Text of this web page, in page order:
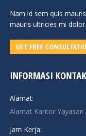
Nam id sem quis
mauris ultricies mi
GET FREE
INFORMASI KONTAK
Alamat:
Alamat Kantor Yayasan
Jam Kerja: